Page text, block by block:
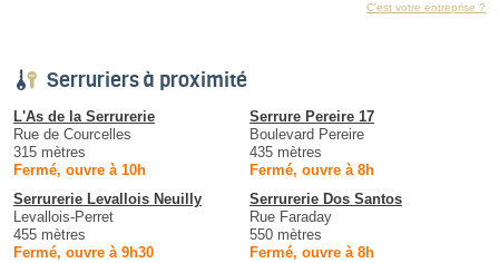
C'est votre entreprise ?
Serruriers à proximité
L'As de la Serrurerie
Rue de Courcelles
315 mètres
Fermé, ouvre à 10h
Serrure Pereire 17
Boulevard Pereire
435 mètres
Fermé, ouvre à 8h
Serrurerie Levallois Neuilly
Levallois-Perret
455 mètres
Fermé, ouvre à 9h30
Serrurerie Dos Santos
Rue Faraday
550 mètres
Fermé, ouvre à 8h